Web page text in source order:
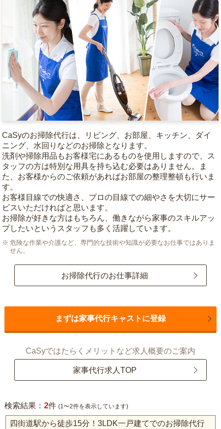
CaSyのお掃除代行は、リビング、お部屋、キッチン、ダイ
ニング、水回りなどのお掃除となります。
洗剤や掃除用品もお客様宅にあるものを使用しますので、ス
タッフの方は特別な用具を持ち込む必要はありません。ま
た、お客様からのご依頼があればお部屋の整理整頓も行いま
す。
お客様目線での快適さ、プロの目線での細やさを大切にサー
ビスいただければと思います。
お掃除が好きな方はもちろん、働きながら家事のスキルアッ
プしたいというスタッフも多く活躍しています。
危険な作業や介護など、専門的な技術や知識が必要なお仕事ではありま
せん。
お掃除代行のお仕事詳細
まずは家事代行キャストに登録
CaSyではたらくメリットなど求人概要のご案内
家事代行求人TOP
検索結果： 2件 (1〜2件を表示しています)
四街道駅から徒歩15分！3LDK一戸建てでのお掃除代行